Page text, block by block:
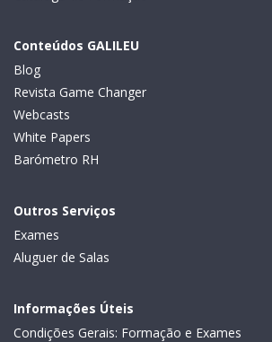
Conteúdos GALILEU
Blog
Revista Game Changer
Webcasts
White Papers
Barómetro RH
Outros Serviços
Exames
Aluguer de Salas
Informações Úteis
Condições Gerais: Formação e Exames